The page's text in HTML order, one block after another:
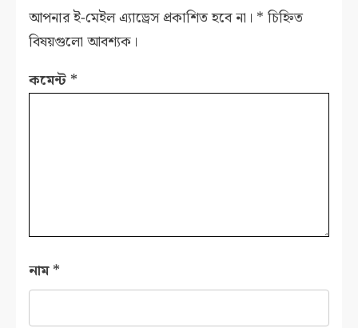
আপনার ই-মেইল এ্যাড্রেস প্রকাশিত হবে না। * চিহ্নিত
বিষয়গুলো আবশ্যক।
কমেন্ট *
নাম*